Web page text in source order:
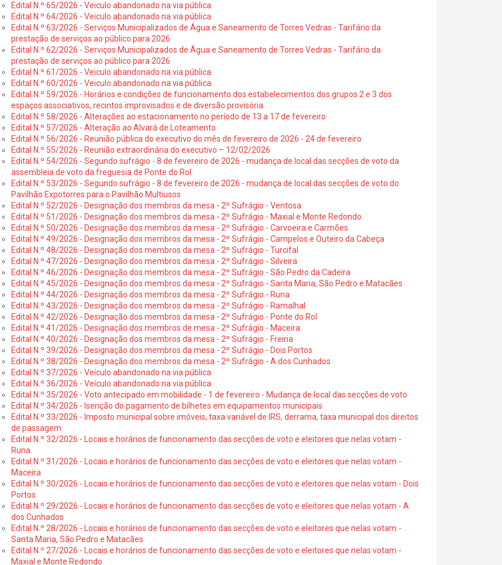
Edital N.º 65/2026 - Veiculo abandonado na via pública
Edital N.º 64/2026 - Veiculo abandonado na via pública
Edital N.º 63/2026 - Serviços Municipalizados de Água e Saneamento de Torres Vedras - Tarifário da
prestação de serviços ao público para 2026
Edital N.º 62/2026 - Serviços Municipalizados de Água e Saneamento de Torres Vedras - Tarifário da
prestação de serviços ao público para 2026
Edital N.º 61/2026 - Veiculo abandonado na via pública
Edital N.º 60/2026 - Veiculo abandonado na via pública
Edital N.º 59/2026 - Horários e condições de funcionamento dos estabelecimentos dos grupos 2 e 3 dos
espaços associativos, recintos improvisados e de diversão provisória
Edital N.º 58/2026 - Alterações ao estacionamento no período de 13 a 17 de fevereiro
Edital N.º 57/2026 - Alteração ao Alvará de Loteamento
Edital N.º 56/2026 - Reunião pública do executivo do mês de fevereiro de 2026 - 24 de fevereiro
Edital N.º 55/2026 - Reunião extraordinária do executivo – 12/02/2026
Edital N.º 54/2026 - Segundo sufrágio - 8 de fevereiro de 2026 - mudança de local das secções de voto da
assembleia de voto da freguesia de Ponte do Rol
Edital N.º 53/2026 - Segundo sufrágio - 8 de fevereiro de 2026 - mudança de local das secções de voto do
Pavilhão Expotorres para o Pavilhão Multiusos
Edital N.º 52/2026 - Designação dos membros da mesa - 2º Sufrágio - Ventosa
Edital N.º 51/2026 - Designação dos membros da mesa - 2º Sufrágio - Maxial e Monte Redondo
Edital N.º 50/2026 - Designação dos membros da mesa - 2º Sufrágio - Carvoeira e Carmões
Edital N.º 49/2026 - Designação dos membros da mesa - 2º Sufrágio - Campelos e Outeiro da Cabeça
Edital N.º 48/2026 - Designação dos membros da mesa - 2º Sufrágio - Turcifal
Edital N.º 47/2026 - Designação dos membros da mesa - 2º Sufrágio - Silveira
Edital N.º 46/2026 - Designação dos membros da mesa - 2º Sufrágio - São Pedro da Cadeira
Edital N.º 45/2026 - Designação dos membros da mesa - 2º Sufrágio - Santa Maria, São Pedro e Matacães
Edital N.º 44/2026 - Designação dos membros da mesa - 2º Sufrágio - Runa
Edital N.º 43/2026 - Designação dos membros da mesa - 2º Sufrágio - Ramalhal
Edital N.º 42/2026 - Designação dos membros da mesa - 2º Sufrágio - Ponte do Rol
Edital N.º 41/2026 - Designação dos membros de mesa - 2º Sufrágio - Maceira
Edital N.º 40/2026 - Designação dos membros da mesa - 2º Sufrágio - Freiria
Edital N.º 39/2026 - Designação dos membros da mesa - 2º Sufrágio - Dois Portos
Edital N.º 38/2026 - Designação dos membros da mesa - 2º Sufrágio - A dos Cunhados
Edital N.º 37/2026 - Veículo abandonado na via pública
Edital N.º 36/2026 - Veículo abandonado na via pública
Edital N.º 35/2026 - Voto antecipado em mobilidade - 1 de fevereiro - Mudança de local das secções de voto
Edital N.º 34/2026 - Isenção do pagamento de bilhetes em equipamentos municipais
Edital N.º 33/2026 - Imposto municipal sobre imóveis, taxa variável de IRS, derrama, taxa municipal dos direitos
de passagem
Edital N.º 32/2026 - Locais e horários de funcionamento das secções de voto e eleitores que nelas votam -
Runa
Edital N.º 31/2026 - Locais e horários de funcionamento das secções de voto e eleitores que nelas votam -
Maceira
Edital N.º 30/2026 - Locais e horários de funcionamento das secções de voto e eleitores que nelas votam - Dois
Portos
Edital N.º 29/2026 - Locais e horários de funcionamento das secções de voto e eleitores que nelas votam - A
dos Cunhados
Edital N.º 28/2026 - Locais e horários de funcionamento das secções de voto e eleitores que nelas votam -
Santa Maria, São Pedro e Matacães
Edital N.º 27/2026 - Locais e horários de funcionamento das secções de voto e eleitores que nelas votam -
Maxial e Monte Redondo